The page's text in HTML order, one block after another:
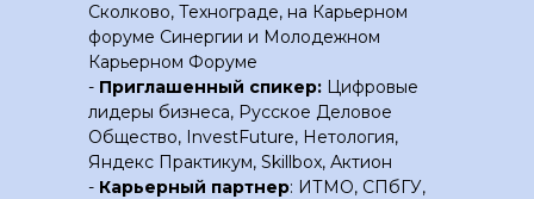
Сколково, Технограде, на Карьерном
форуме Синергии и Молодежном
Карьерном Форуме
- Приглашенный спикер: Цифровые
лидеры бизнеса, Русское Деловое
Общество, InvestFuture, Нетология,
Яндекс Практикум, Skillbox, Актион
- Карьерный партнер: ИТМО, СПбГУ,